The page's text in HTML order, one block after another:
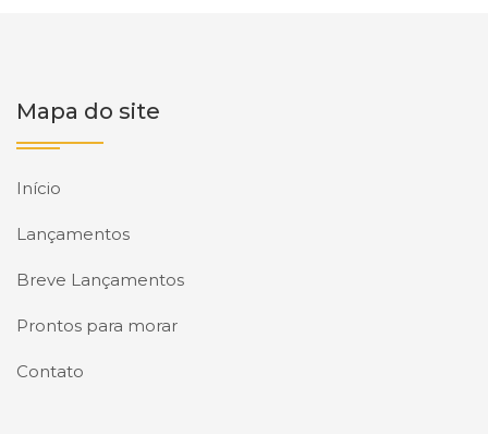
Mapa do site
Início
Lançamentos
Breve Lançamentos
Prontos para morar
Contato